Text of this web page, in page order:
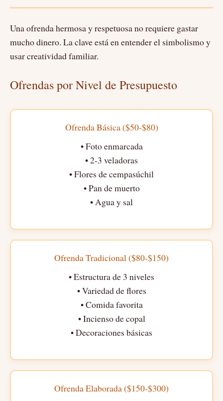
Una ofrenda hermosa y respetuosa no requiere gastar
mucho dinero. La clave está en entender el simbolismo y
usar creatividad familiar.
Ofrendas por Nivel de Presupuesto
Ofrenda Básica ($50-$80)
• Foto enmarcada
• 2-3 veladoras
• Flores de cempasúchil
• Pan de muerto
• Agua y sal
Ofrenda Tradicional ($80-$150)
• Estructura de 3 niveles
• Variedad de flores
• Comida favorita
• Incienso de copal
• Decoraciones básicas
Ofrenda Elaborada ($150-$300)